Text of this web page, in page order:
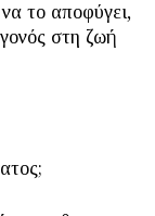
το αποφύγει,
στη ζωή